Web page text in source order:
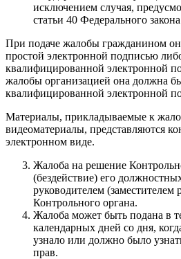
исключением случая,
статьи 40 Федерального
При подаче жалобы гражданином
простой электронной подписью
квалифицированной электронной
жалобы организацией она должна
квалифицированной электронной
Материалы, прикладываемые к
видеоматериалы, представляются
электронном виде.
Жалоба на решение
(бездействие) его
руководителем (заместителем
Контрольного органа.
Жалоба может быть подана в
календарных дней со дня,
узнало или должно было
прав.